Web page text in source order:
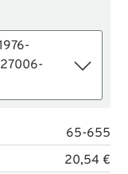
65-655
20,54 €